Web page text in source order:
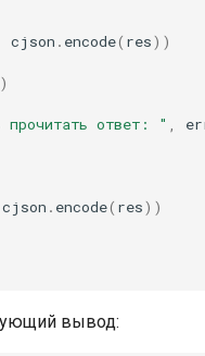
cjson . encode( res))
ответ: "
cjson . encode( res))
вывод: